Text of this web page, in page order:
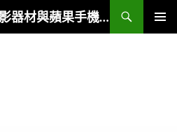
賣相機也收 iPhone – 攝影器材與蘋果手機複合收購